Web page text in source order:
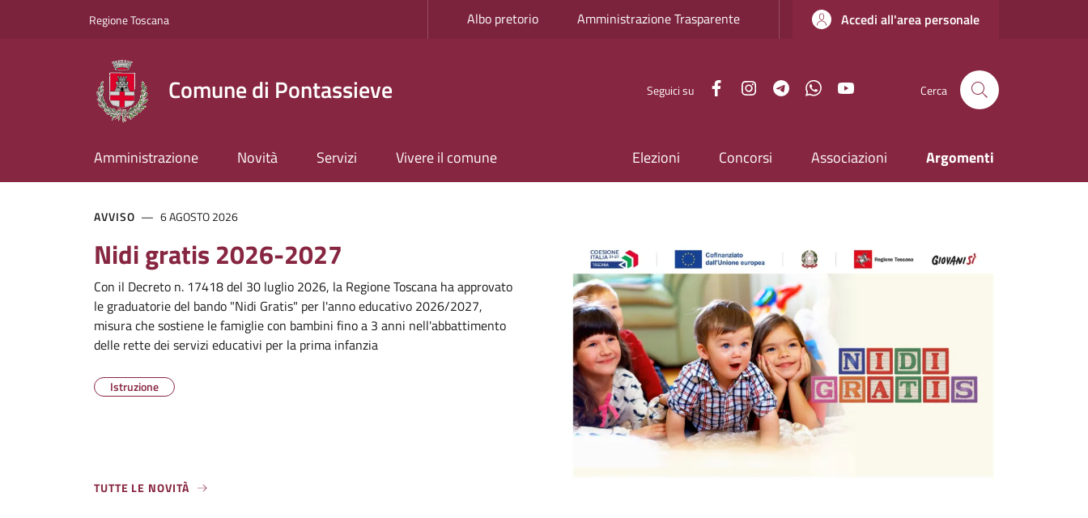
Comune di Pontassieve
Regione ToscanaSlim top Albo pretorio Amministrazione Trasparente Accedi all'area personale
Comune di Pontassieve Seguici su FacebookInstagramTelegramWhatsApp Cerca
Amministrazione Novità Servizi Vivere il comune Elezioni Concorsi Associazioni Argomenti
Contenuti in evidenza
AVVISO 6 AGOSTO 2026
Nidi gratis 2026-2027
Con il Decreto n. 17418 del 30 luglio 2026, la Regione Toscana ha approvato
le graduatorie del bando "Nidi Gratis" per l'anno educativo 2026/2027,
misura che sostiene le famiglie con bambini fino a 3 anni nell'abbattimento
delle rette dei servizi educativi per la prima infanzia
Istruzione
TUTTE LE NOVITÀ